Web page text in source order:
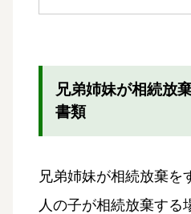
兄弟姉妹が相続放
書類
兄弟姉妹が相続放棄を
人の子が相続放棄する